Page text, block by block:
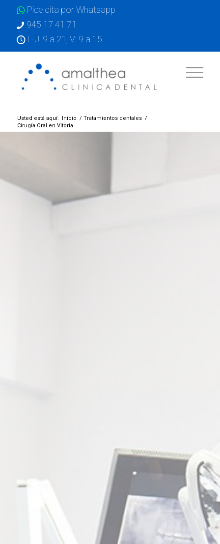
Pide cita por Whatsapp
945 17 41 71
L-J: 9 a 21, V: 9 a 15
Usted está aquí: Inicio / Tratamientos dentales /
Cirugía Oral en Vitoria